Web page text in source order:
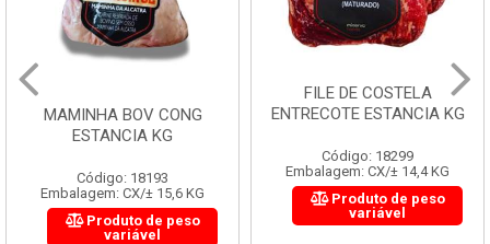
MAMINHA BOV CONG
ESTANCIA KG
Código: 18193
Embalagem: CX/± 15,6 KG
Produto de peso
variável
FILE DE COSTELA
ENTRECOTE ESTANCIA KG
Código: 18299
Embalagem: CX/± 14,4 KG
Produto de peso
variável